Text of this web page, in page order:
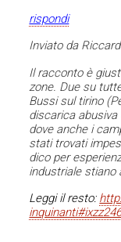
rispondi
Inviato da
Il racconto è
zone. Due su
Bussi sul tirino
discarica abusiva
dove anche i
stati trovati
dico per
industriale stiano
Leggi il resto: